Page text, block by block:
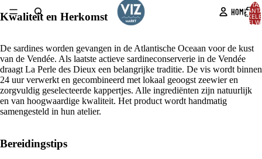
HOME
OPENEN
IN
VOLLEDIG
SCHERM
Kwaliteit en Herkomst
De sardines worden gevangen in de Atlantische Oceaan voor de kust
van de Vendée. Als laatste actieve sardineconserverie in de Vendée
draagt La Perle des Dieux een belangrijke traditie. De vis wordt binnen
24 uur verwerkt en gecombineerd met lokaal geoogst zeewier en
zorgvuldig geselecteerde kappertjes. Alle ingrediënten zijn natuurlijk
en van hoogwaardige kwaliteit. Het product wordt handmatig
samengesteld in hun atelier.
Bereidingstips